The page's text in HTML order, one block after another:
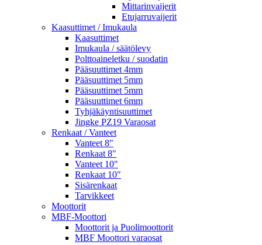
Mittarinvaijerit
Etujarruvaijerit
Kaasuttimet / Imukaula
Kaasuttimet
Imukaula / säätölevy
Polttoaineletku / suodatin
Pääsuuttimet 4mm
Pääsuuttimet 5mm
Pääsuuttimet 5mm
Pääsuuttimet 6mm
Tyhjäkäyntisuuttimet
Jingke PZ19 Varaosat
Renkaat / Vanteet
Vanteet 8"
Renkaat 8"
Vanteet 10"
Renkaat 10"
Sisärenkaat
Tarvikkeet
Moottorit
MBF-Moottori
Moottorit ja Puolimoottorit
MBF Moottori varaosat